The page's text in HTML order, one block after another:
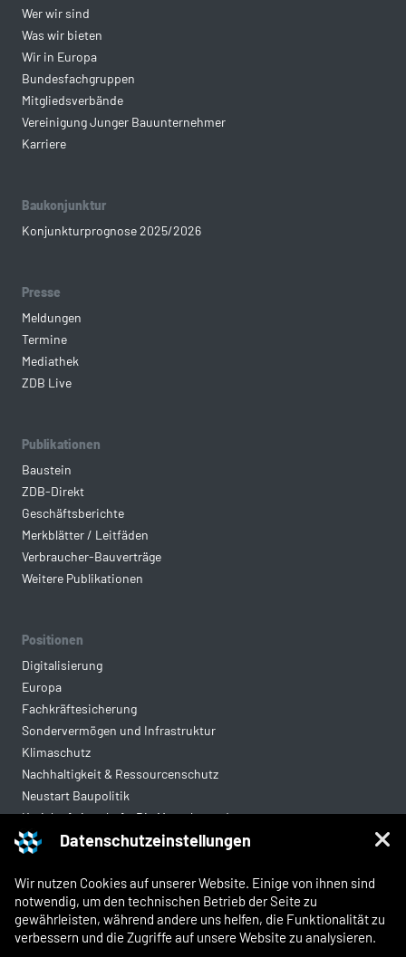
Datenschutzeinstellungen
Wir nutzen Cookies auf unserer Website. Einige von ihnen sind
notwendig, um den technischen Betrieb der Seite zu
gewährleisten, während andere uns helfen, die Funktionalität zu
verbessern und die Zugriffe auf unsere Website zu analysieren.
Wer wir sind
Was wir bieten
Wir in Europa
Bundesfachgruppen
Mitgliedsverbände
Vereinigung Junger Bauunternehmer
Karriere
Baukonjunktur
Konjunkturprognose 2025/2026
Presse
Meldungen
Termine
Mediathek
ZDB Live
Publikationen
Baustein
ZDB-Direkt
Geschäftsberichte
Merkblätter / Leitfäden
Verbraucher-Bauverträge
Weitere Publikationen
Positionen
Digitalisierung
Europa
Fachkräftesicherung
Sondervermögen und Infrastruktur
Klimaschutz
Nachhaltigkeit & Ressourcenschutz
Neustart Baupolitik
Kreislaufwirtschaft: Die Mantelverordnung
Mittelstandsgerechte Vergabe
Rechtliches
Kontakt